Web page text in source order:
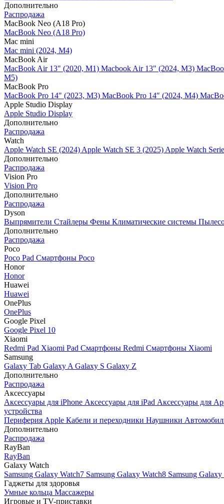
Дополнительно
Распродажа
MacBook Neo (A18 Pro)
MacBook Neo (A18 Pro)
Mac mini
Mac mini (2024, M4)
MacBook Air
MacBook Air 13" (2020, M1) Macbook Air 13" (2024, M3)
M5)
MacBook Pro
MacBook Pro 14" (2023, M3) MacBook Pro 14″ (2024, M4)
Apple Studio Display
Apple Studio Display
Дополнительно
Распродажа
Watch
Apple Watch SE (2024) Apple Watch SE 3 (2025) Apple Watch
Дополнительно
Распродажа
Vision Pro
Vision Pro
Дополнительно
Распродажа
Dyson
Выпрямители Стайлеры Фены Климатические системы
Дополнительно
Распродажа
Poco
Poco Pad Смартфоны Poco
Honor
Honor
Huawei
Huawei
OnePlus
OnePlus
Google Pixel
Google Pixel 10
Xiaomi
Redmi Pad Xiaomi Pad Смартфоны Redmi Смартфоны Xiaomi
Samsung
Galaxy Tab Galaxy A Galaxy S Galaxy Z
Дополнительно
Распродажа
Аксессуары
Аксессуары для iPhone Аксессуары для iPad Аксессуары для
устройства
Периферия Apple Кабели и переходники Наушники
Дополнительно
Распродажа
RayBan
RayBan
Galaxy Watch
Samsung Galaxy Watch7 Samsung Galaxy Watch8 Samsung
Гаджеты для здоровья
Умные кольца Массажеры
Игровые и TV-приставки